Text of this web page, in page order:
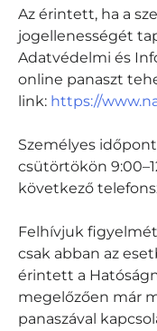
Az érintett, ha a
jogellenességét
Adatvédelmi és
online panaszt
link: https://
Személyes
csütörtökön
következő
Felhívjuk
csak abban az
érintett a
megelőzően már
panaszával